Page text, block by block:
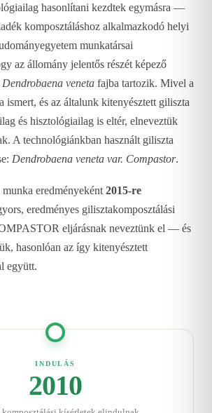
hasonlítani kezdtek egymásra —
komposztáláshoz alkalmazkodó helyi
munkatársai
az állomány jelentős részét képező
Dendrobaena veneta fajba tartozik. Mivel a
ismert, és az általunk kitenyésztett giliszta
és hisztológiailag is eltér, elneveztük
A technológiánkban használt giliszta
Dendrobaena veneta var. Compastor.
eredményeként 2015-re
eredményes gilisztakomposztálási
eljárásnak neveztünk el — és
hasonlóan az így kitenyésztett
együtt.
INDULÁS
2010